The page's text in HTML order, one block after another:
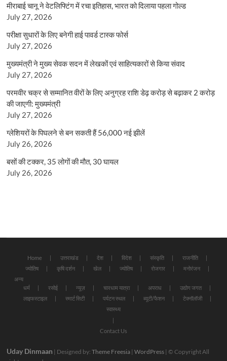
मीराबाई चानू ने वेटलिफ्टिंग में रचा इतिहास, भारत को दिलाया पहला गोल्ड
July 27, 2026
परीक्षा सुधारों के लिए बनेगी हाई पावर्ड टास्क फोर्स
July 27, 2026
मुख्यमंत्री ने मुख्य सेवक सदन में लेखकों एवं साहित्यकारों से किया संवाद
July 27, 2026
परमवीर चक्र से सम्मानित वीरों के लिए अनुग्रह राशि डेढ़ करोड़ से बढ़ाकर 2 करोड़
की जाएगी: मुख्यमंत्री
July 27, 2026
ग्लेशियरों के पिघलने से बन सकती हैं 56,000 नई झीलें
July 26, 2026
बसों की टक्कर, 35 लोगों की मौत, 30 घायल
July 26, 2026
Home उत्तराखंड देश विदेश संस्कृति
राजनीति
ज्योतिष
कृषि दर्शन खेल ज्योतिष रोजगार
मनोरंजन
अन्य
धर्म
रसोई न्यूज़ चारधाम यात्रा अपराध
उद्योग जगत
लाइफस्टाइल
स्मार्ट सिटी पर्यटन स्थल ब्यूटी/फैशन
टेक्नॉलॉजी
स्वास्थ्य
Contact Us
Uday Dinmaan | Designed by:Theme Freesia |WordPress | © Copyright All